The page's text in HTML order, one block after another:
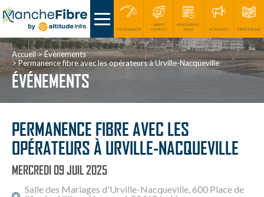
TEST ÉLIGIBILITÉ
AIDE ET
CONTACT
RENCONTREZ-
NOUS
ACTUALITÉS MÉDIATHÈQUE
Accueil
Évènements
Permanence fibre avec les opérateurs à Urville-Nacqueville
ÉVÉNEMENTS
PERMANENCE FIBRE AVEC LES
OPÉRATEURS À URVILLE-NACQUEVILLE
MERCREDI 09 JUIL2025
Salle des Mariages d'Urville-Nacqueville, 600 Place de